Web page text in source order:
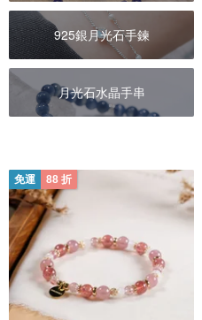
925銀月光石手鍊
月光石水晶手串
免運 88 折